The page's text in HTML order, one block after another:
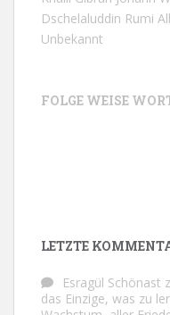
Dschelaluddin Rumi
Unbekannt
FOLGE WEISE
LETZTE
Esragül Schönast
das Einzige, was zu